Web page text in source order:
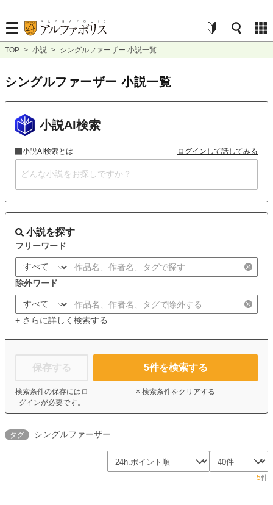
TOP > 小説 > シングルファーザー 小説一覧
シングルファーザー 小説一覧
小説AI検索
小説AI検索とは ログインして話してみる
小説を探す
フリーワード
除外ワード
+ さらに詳しく検索する
保存する
検索条件の保存には ロ
グインが必要です。
5件を検索する
× 検索条件をクリアする
タグ シングルファーザー
5件